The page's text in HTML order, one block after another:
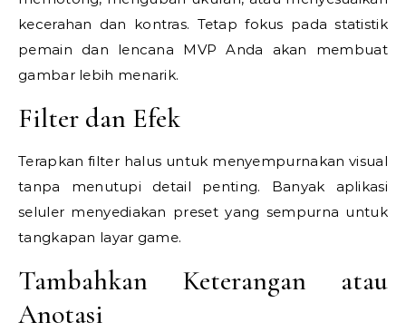
kecerahan dan kontras. Tetap fokus pada statistik
pemain dan lencana MVP Anda akan membuat
gambar lebih menarik.
Filter dan Efek
Terapkan filter halus untuk menyempurnakan visual
tanpa menutupi detail penting. Banyak aplikasi
seluler menyediakan preset yang sempurna untuk
tangkapan layar game.
Tambahkan Keterangan atau
Anotasi